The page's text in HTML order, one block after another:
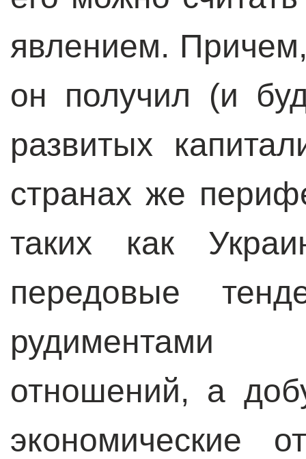
явлением.
он получил (и
развитых
странах же
таких как
передовые
рудиментами
отношений, а
экономические